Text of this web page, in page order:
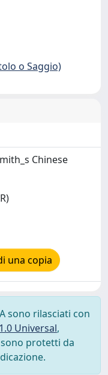
o Saggio)
Chinese
una copia
sono rilasciati con
Universal,
protetti da